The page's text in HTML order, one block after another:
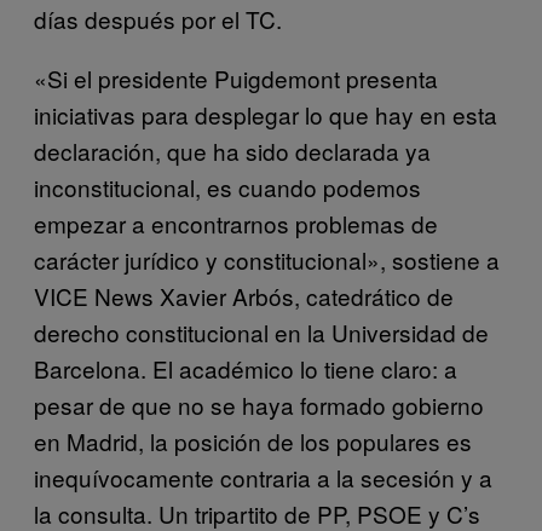
días después por el TC.
«Si el presidente Puigdemont presenta
iniciativas para desplegar lo que hay en esta
declaración, que ha sido declarada ya
inconstitucional, es cuando podemos
empezar a encontrarnos problemas de
carácter jurídico y constitucional», sostiene a
VICE News Xavier Arbós, catedrático de
derecho constitucional en la Universidad de
Barcelona. El académico lo tiene claro: a
pesar de que no se haya formado gobierno
en Madrid, la posición de los populares es
inequívocamente contraria a la secesión y a
la consulta. Un tripartito de PP, PSOE y C’s